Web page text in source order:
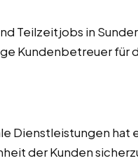
Teilzeitjobs in
Kundenbetreuer für
Dienstleistungen hat
der Kunden